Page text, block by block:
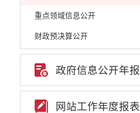
重点领域信息公开
财政预决算公开
人大建议和政协提案
机构职能
权责清单
政府信息公开年报
网站工作年度报表